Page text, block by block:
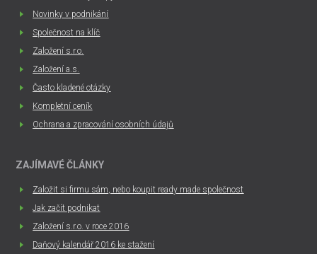
Novinky v podnikání
Společnost na klíč
Založení s.r.o.
Založení a.s.
Často kladené otázky
Kompletní ceník
Ochrana a zpracování osobních údajů
ZAJÍMAVÉ ČLÁNKY
Založit si firmu sám, nebo koupit ready made společnost
Jak začít podnikat
Založení s.r.o. v roce 2016
Daňový kalendář 2016 ke stažení